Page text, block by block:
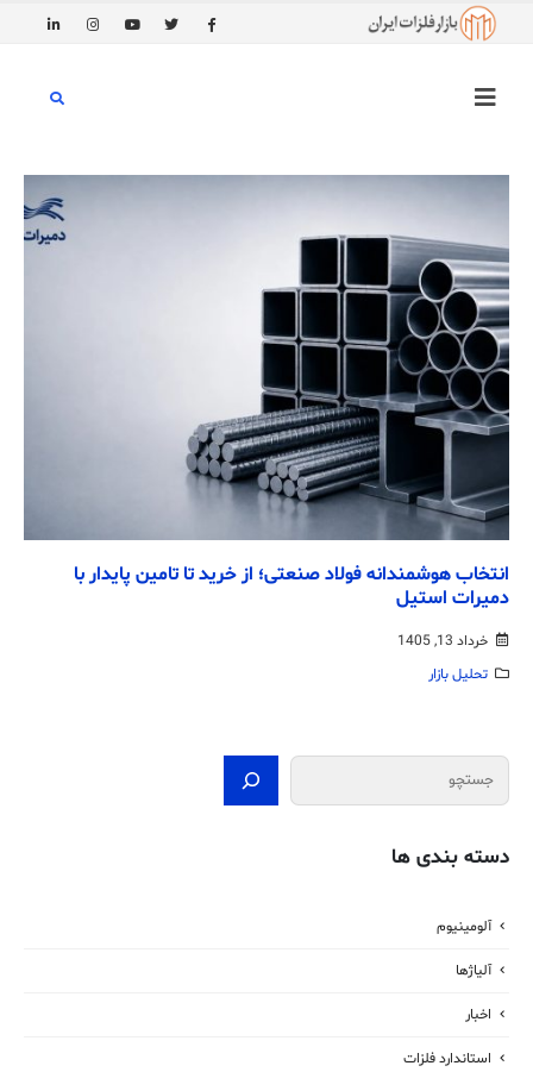
انتخاب هوشمندانه فولاد صنعتی؛ از خرید تا تامین پایدار با
دمیرات استیل
خرداد 13, 1405
تحلیل بازار
جستجو
دسته بندی ها
آلومینیوم
آلیاژها
اخبار
استاندارد فلزات